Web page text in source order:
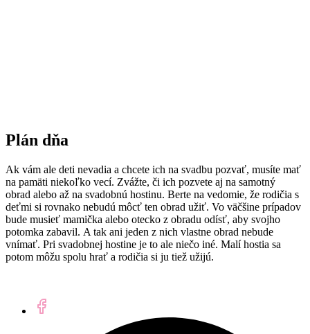
Plán dňa
Ak vám ale deti nevadia a chcete ich na svadbu pozvať, musíte mať
na pamäti niekoľko vecí. Zvážte, či ich pozvete aj na samotný
obrad alebo až na svadobnú hostinu. Berte na vedomie, že rodičia s
deťmi si rovnako nebudú môcť ten obrad užiť. Vo väčšine prípadov
bude musieť mamička alebo otecko z obradu odísť, aby svojho
potomka zabavil. A tak ani jeden z nich vlastne obrad nebude
vnímať. Pri svadobnej hostine je to ale niečo iné. Malí hostia sa
potom môžu spolu hrať a rodičia si ju tiež užijú.